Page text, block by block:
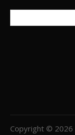
Copyright © 2026